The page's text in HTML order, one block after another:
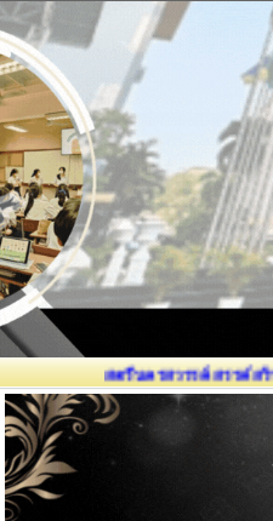
สตรีนครสวรรค์ สรรค์สร้างคนดี มีวิช